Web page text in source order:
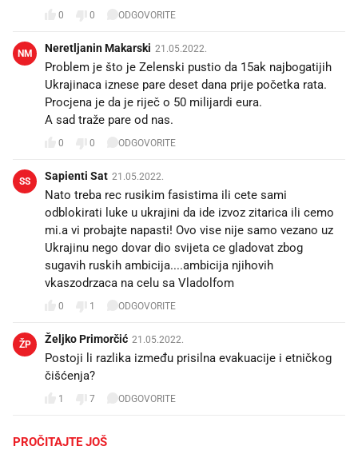
0 0 ODGOVORITE
NM Neretljanin Makarski 21.05.2022.
Problem je što je Zelenski pustio da 15ak najbogatijih
Ukrajinaca iznese pare deset dana prije početka rata.
Procjena je da je riječ o 50 milijardi eura.
A sad traže pare od nas.
0 0 ODGOVORITE
SS Sapienti Sat 21.05.2022.
Nato treba rec rusikim fasistima ili cete sami
odblokirati luke u ukrajini da ide izvoz zitarica ili cemo
mi.a vi probajte napasti! Ovo vise nije samo vezano uz
Ukrajinu nego dovar dio svijeta ce gladovat zbog
sugavih ruskih ambicija....ambicija njihovih
vkaszodrzaca na celu sa Vladolfom
0 1 ODGOVORITE
ŽP Željko Primorčić 21.05.2022.
Postoji li razlika između prisilna evakuacije i etničkog
čišćenja?
1 7 ODGOVORITE
PROČITAJTE JOŠ